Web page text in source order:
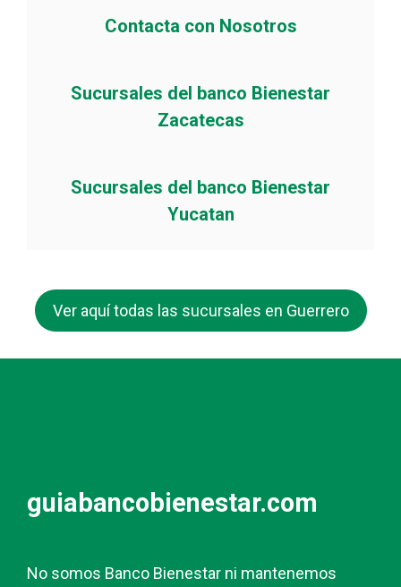
Contacta con Nosotros
Sucursales del banco Bienestar
Zacatecas
Sucursales del banco Bienestar
Yucatan
Ver aquí todas las sucursales en Guerrero
guiabancobienestar.com
No somos Banco Bienestar ni mantenemos